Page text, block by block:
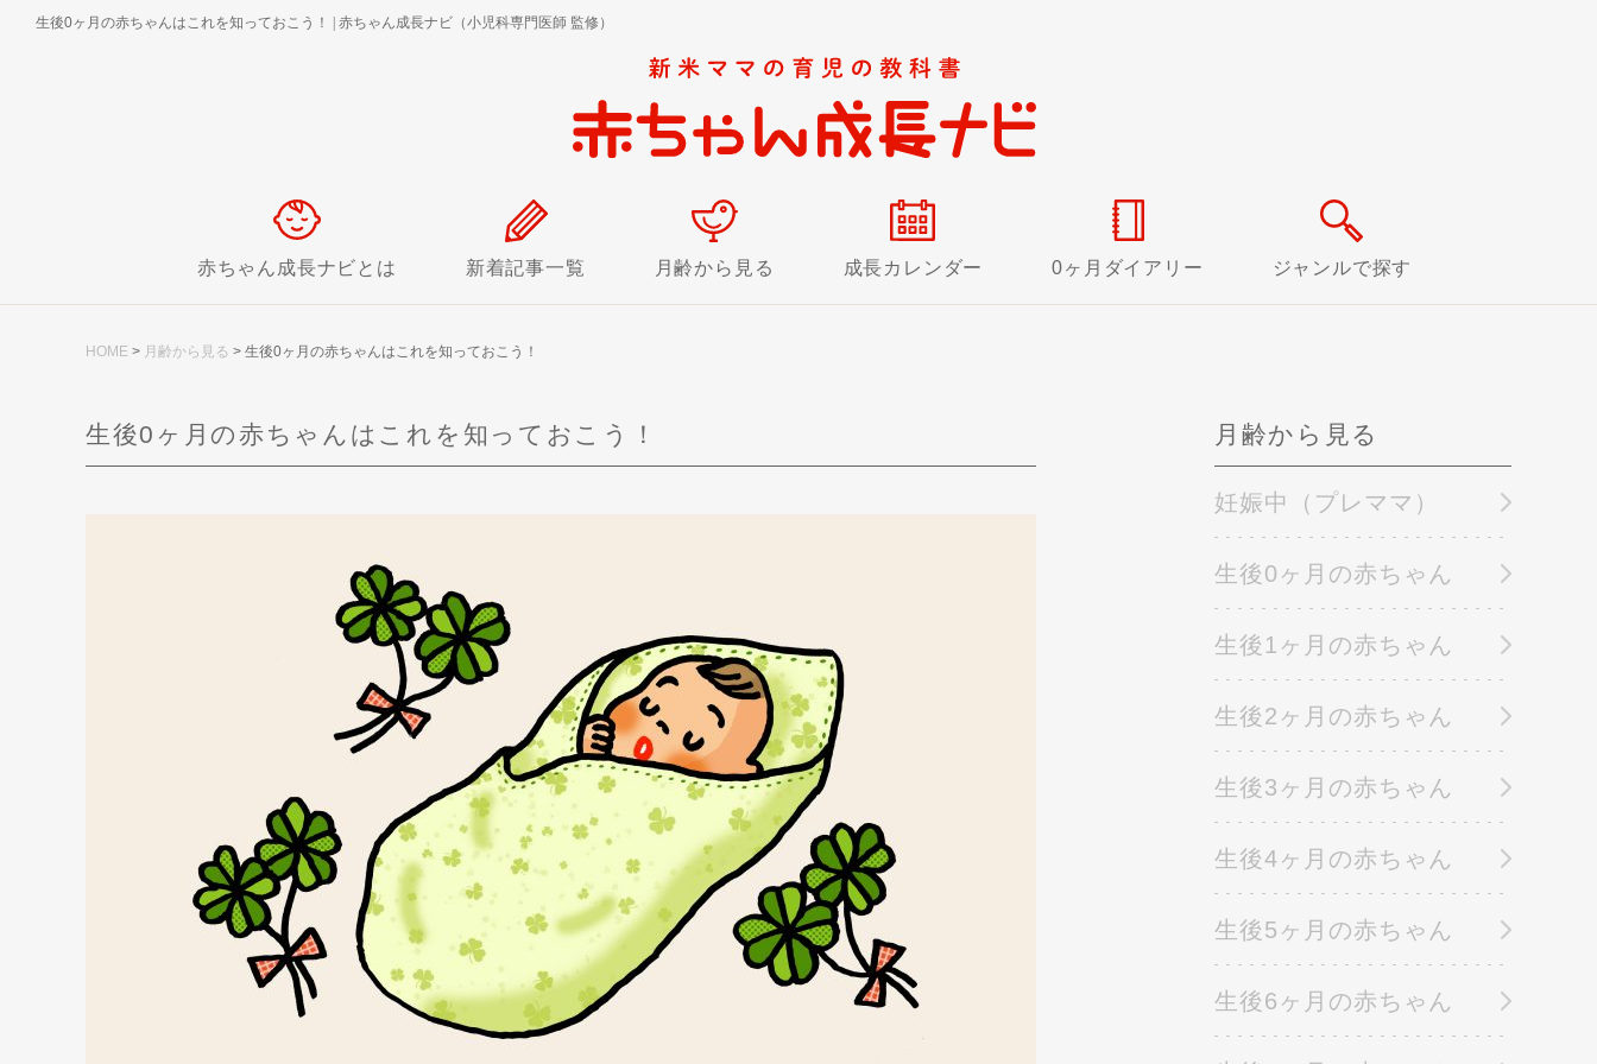
生後0ヶ月の赤ちゃんはこれを知っておこう！ 赤ちゃん成長ナビ（小児科専門医師 監修）
赤ちゃん成長ナビとは 新着記事一覧 月齢から見る 成長カレンダー 0ヶ月ダイアリー ジャンルで探す
HOME > 月齢から見る > 生後0ヶ月の赤ちゃんはこれを知っておこう！
生後0ヶ月の赤ちゃんはこれを知っておこう！ 月齢から見る
妊娠中（プレママ）
生後0ヶ月の赤ちゃん
生後1ヶ月の赤ちゃん
生後2ヶ月の赤ちゃん
生後3ヶ月の赤ちゃん
生後4ヶ月の赤ちゃん
生後5ヶ月の赤ちゃん
生後6ヶ月の赤ちゃん